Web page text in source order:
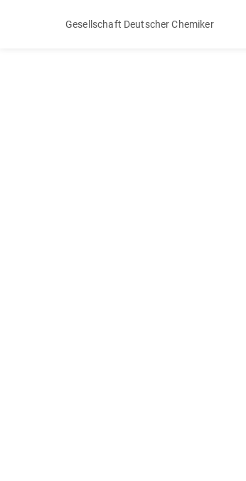
Gesellschaft Deutscher Chemiker